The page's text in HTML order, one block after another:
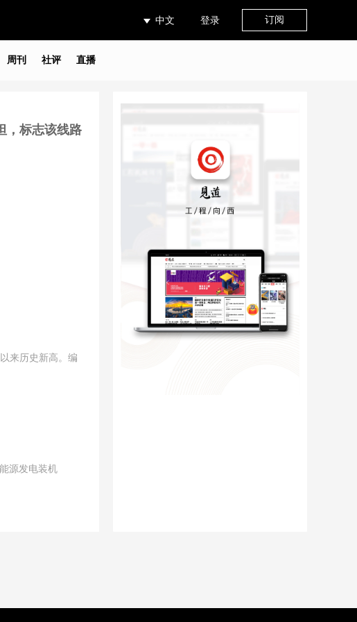
中文 登录 订阅
周刊 社评 直播
，标志该线路
来历史新高。编
源发电装机